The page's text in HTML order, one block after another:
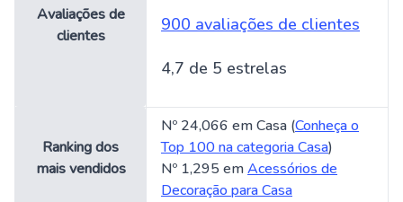
Avaliações de
clientes
900 avaliações de clientes
4,7 de 5 estrelas
Ranking dos
mais vendidos
Nº 24,066 em Casa (Conheça o
Top 100 na categoria Casa)
Nº 1,295 emAcessórios de
Decoração para Casa